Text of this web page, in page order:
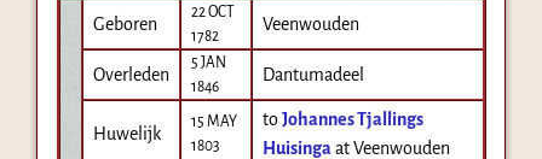
Geboren
22 OCT
1782
Veenwouden
Overleden
5 JAN
1846
Dantumadeel
Huwelijk
15 MAY
1803
toJohannes Tjallings
Huisinga at Veenwouden